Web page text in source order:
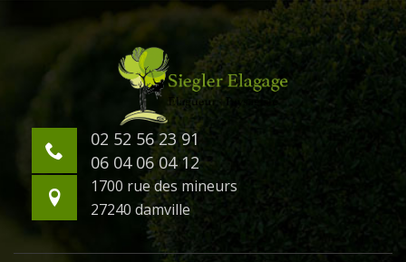
02 52 56 23 91
06 04 06 04 12
1700 rue des mineurs
27240 damville